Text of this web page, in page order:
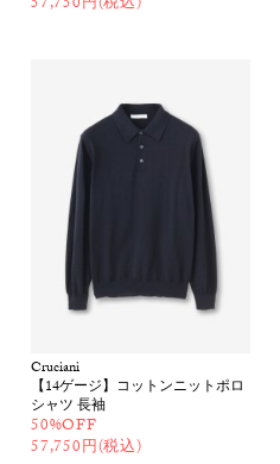
Cruciani
【14ゲージ】コットンニットポロ
シャツ 長袖
50%OFF
57,750円(税込)